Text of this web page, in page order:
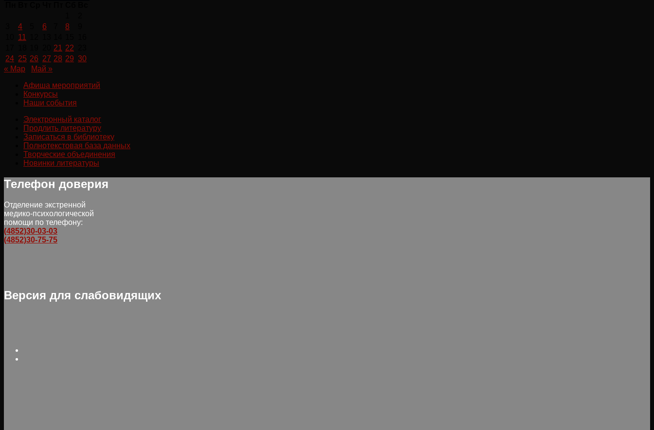
4 6 8
11
21 22
24 25 26 27 28 29 30
« Мар
Май »
Афиша мероприятий
Конкурсы
Наши события
Электронный каталог
Продлить литературу
Записаться в библиотеку
Полнотекстовая база данных
Творческие объединения
Новинки литературы
Телефон доверия
Отделение экстренной
медико-психологической
помощи по телефону:
(4852)30-03-03
(4852)30-75-75
Версия для слабовидящих